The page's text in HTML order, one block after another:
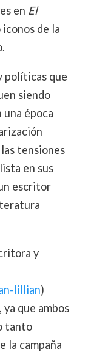
en El
de la
políticas que
siendo
época
tensiones
en sus
escritor
y
lillian)
que ambos
tanto
la campaña